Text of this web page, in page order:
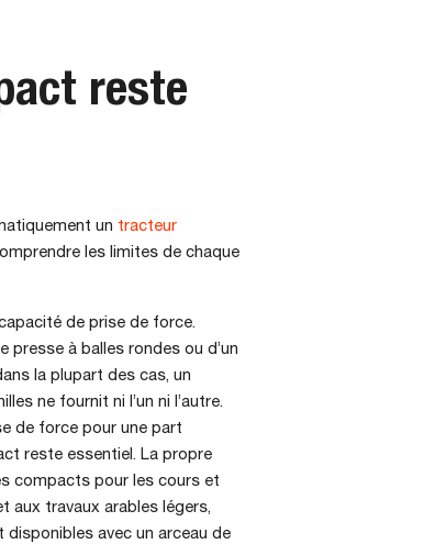
reste
un tracteur
les limites de chaque
de prise de force.
presse à balles rondes ou d’un
la plupart des cas, un
ne fournit ni l’un ni l’autre.
de force pour une part
reste essentiel. La propre
compacts pour les cours et
aux travaux arables légers,
avec un arceau de